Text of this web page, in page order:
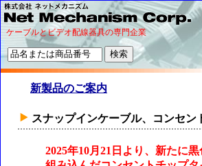
ケーブルとビデオ配線器具の専門企業
新製品のご案内
スナップインケーブル、コンセ
2025年10月21日より、新たに